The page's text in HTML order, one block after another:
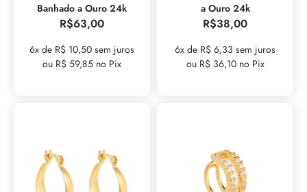
Banhado a Ouro 24k
R$63,00
6x de R$ 10,50 sem juros
ou R$ 59,85 no Pix
a Ouro 24k
R$38,00
6x de R$ 6,33 sem juros
ou R$ 36,10 no Pix